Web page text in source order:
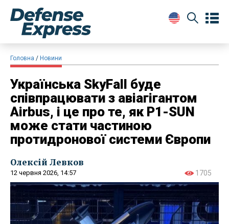
Головна Новини
Українська SkyFall буде
співпрацювати з авіагігантом
Airbus, і це про те, як P1-SUN
може стати частиною
протидронової системи Європи
Олексій Левков
12 червня 2026, 14:57 1705